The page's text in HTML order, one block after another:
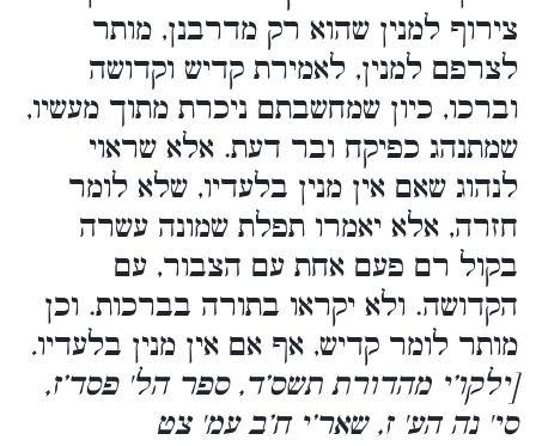
צירוף למנין שהוא רק מדרבנן, מותר
לצרפם למנין, לאמירת קדיש וקדושה
וברכו, כיון שמחשבתם ניכרת מתוך מעשיו,
שמתנהג כפיקח ובר דעת. אלא שראוי
לנהוג שאם אין מנין בלעדיו, שלא לומר
חזרה, אלא יאמרו תפלת שמונה עשרה
בקול רם פעם אחת עם הצבור, עם
הקדושה. ולא יקראו בתורה בברכות. וכן
מותר לומר קדיש, אף אם אין מנין בלעדיו.
[ילקו’י מהדורת תשס’ד, ספר הל' פסד’ז,
סי' נה הע' ז, שאר’י ח’ב עמ' צט